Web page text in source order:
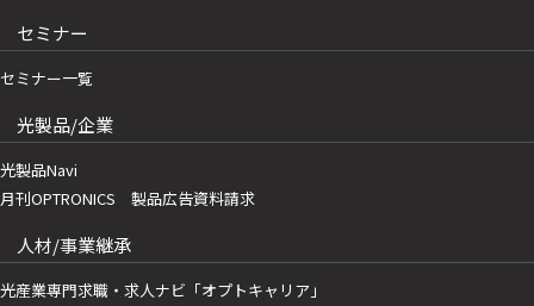
セミナー
セミナー一覧
光製品/企業
光製品Navi
月刊OPTRONICS 製品広告資料請求
人材/事業継承
光産業専門求職・求人ナビ「オプトキャリア」